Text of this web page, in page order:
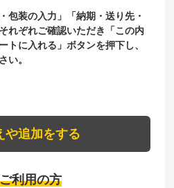
包装の入力」「納期・送り先・
れぞれご確認いただき「この内
トに入れる」ボタンを押下し、
い。
や追加をする
利用の方